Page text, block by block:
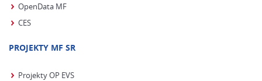
OpenData MF
CES
PROJEKTY MF SR
Projekty OP EVS